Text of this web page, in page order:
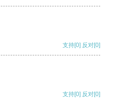
支持[0] 反对[0]
支持[0] 反对[0]